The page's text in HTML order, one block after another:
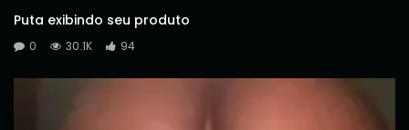
Puta exibindo seu produto
0 30.1K 94